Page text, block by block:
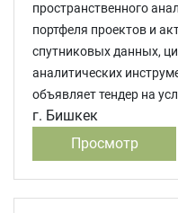
пространственного
портфеля проектов и
спутниковых данных,
аналитических
объявляет тендер на
г. Бишкек
Просмотр